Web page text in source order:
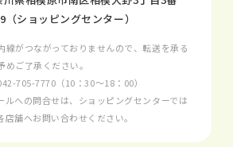
（ショッピングセンター）
線がつながっておりませんので、転送を承る
ご了承ください。
705-7770 （10：30～18：00）
ルへの問合せは、ショッピングセンターでは
舗へお問い合わせください。